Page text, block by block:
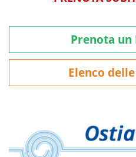
Prenota un
Elenco